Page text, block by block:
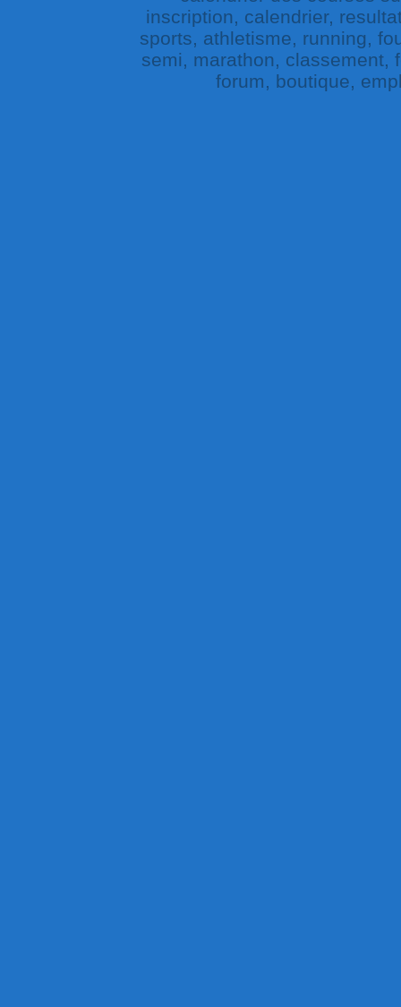
inscription, calendrier,
sports, athletisme, running,
semi, marathon, classement,
forum, boutique,